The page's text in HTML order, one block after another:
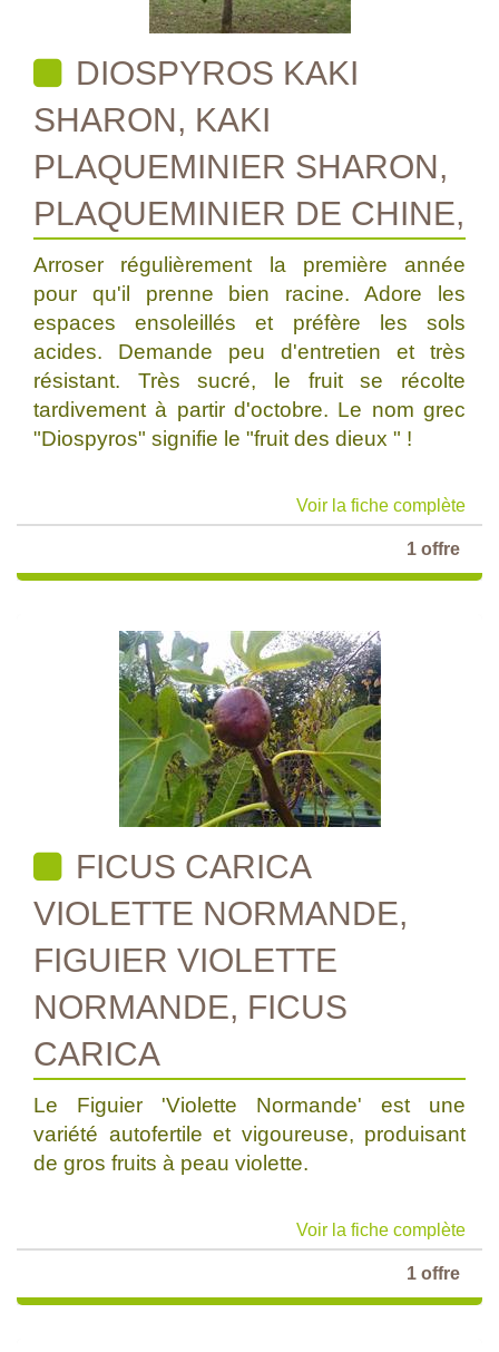
DIOSPYROS KAKI
SHARON, KAKI
PLAQUEMINIER SHARON,
PLAQUEMINIER DE CHINE,
Arroser régulièrement la première année
pour qu'il prenne bien racine. Adore les
espaces ensoleillés et préfère les sols
acides. Demande peu d'entretien et très
résistant. Très sucré, le fruit se récolte
tardivement à partir d'octobre. Le nom grec
"Diospyros" signifie le "fruit des dieux " !
Voir la fiche complète
1 offre
FICUS CARICA
VIOLETTE NORMANDE,
FIGUIER VIOLETTE
NORMANDE, FICUS
CARICA
Le Figuier 'Violette Normande' est une
variété autofertile et vigoureuse, produisant
de gros fruits à peau violette.
Voir la fiche complète
1 offre